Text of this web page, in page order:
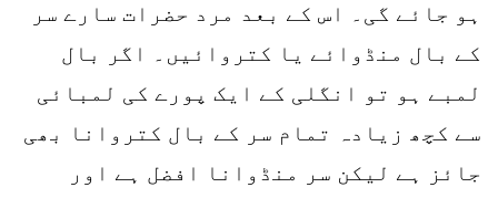
ہو جائے گی۔ اس کے بعد مرد حضرات سارے سر
کے بال منڈوائے یا کتروائیں۔ اگر بال
لمبے ہو تو انگلی کے ایک پورے کی لمبائی
سے کچھ زیادہ تمام سر کے بال کتروانا بھی
جائز ہے لیکن سر منڈوانا افضل ہے اور